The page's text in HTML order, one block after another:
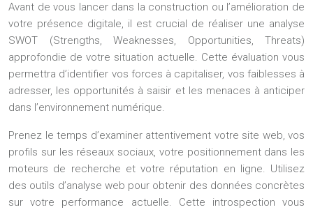
Avant de vous lancer dans la construction ou l’amélioration de
votre présence digitale, il est crucial de réaliser une analyse
SWOT (Strengths, Weaknesses, Opportunities, Threats)
approfondie de votre situation actuelle. Cette évaluation vous
permettra d’identifier vos forces à capitaliser, vos faiblesses à
adresser, les opportunités à saisir et les menaces à anticiper
dans l’environnement numérique.
Prenez le temps d’examiner attentivement votre site web, vos
profils sur les réseaux sociaux, votre positionnement dans les
moteurs de recherche et votre réputation en ligne. Utilisez
des outils d’analyse web pour obtenir des données concrètes
sur votre performance actuelle. Cette introspection vous